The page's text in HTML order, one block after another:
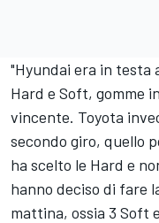
"Hyundai era in testa
Hard e Soft, gomme
vincente. Toyota
secondo giro, quello
ha scelto le Hard e
hanno deciso di fare
mattina, ossia 3 Soft